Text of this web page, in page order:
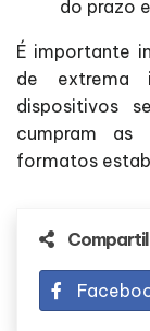
do prazo
É importante
de extrema
dispositivos
cumpram as
formatos